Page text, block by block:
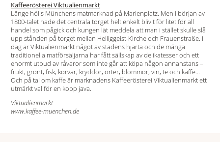
Kaffeerösterei Viktualienmarkt
Länge hölls Münchens matmarknad på Marienplatz. Men i början av
1800-talet hade det centrala torget helt enkelt blivit för litet för all
handel som pågick och kungen lät meddela att man i stället skulle slå
upp stånden på torget mellan Heiliggeist-Kirche och Frauenstraße. I
dag är Viktualienmarkt något av stadens hjärta och de många
traditionella matförsäljarna har fått sällskap av delikatesser och ett
enormt utbud av råvaror som inte går att köpa någon annanstans –
frukt, grönt, fisk, korvar, kryddor, örter, blommor, vin, te och kaffe…
Och på tal om kaffe är marknadens Kaffeerösterei Viktualienmarkt ett
utmärkt val för en kopp java.
Viktualienmarkt
www.kaffee-muenchen.de